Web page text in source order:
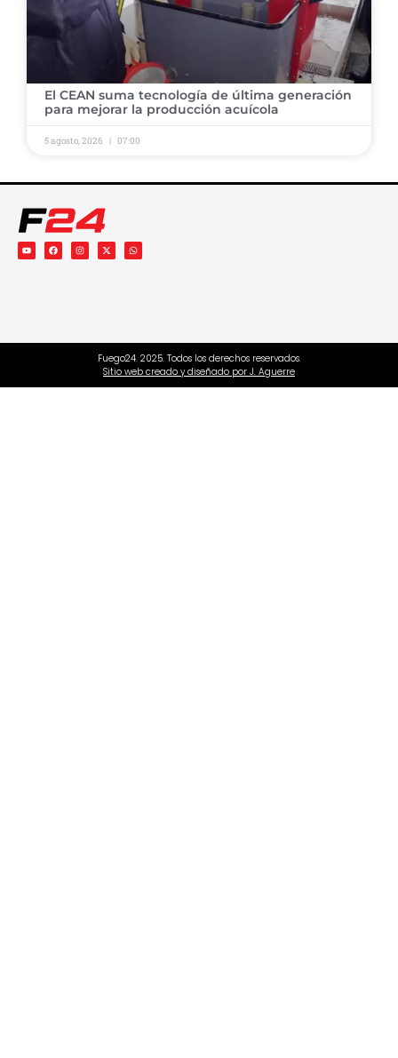
​El CEAN suma tecnología de última generación
para mejorar la producción acuícola ​
5 agosto, 2026 07:00
Fuego24. 2025. Todos los derechos reservados.
Sitio web creado y diseñado por J. Aguerre